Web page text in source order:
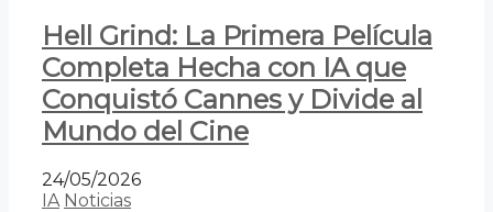
Hell Grind: La Primera Película
Completa Hecha con IA que
Conquistó Cannes y Divide al
Mundo del Cine
24/05/2026
IA Noticias